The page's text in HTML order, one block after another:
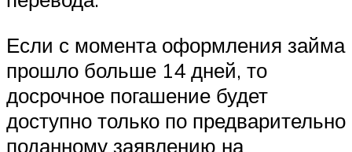
Если с момента оформления займа
прошло больше 14 дней, то
досрочное погашение будет
доступно только по предварительно
поданному заявлению на